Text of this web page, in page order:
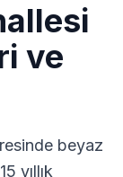
ve
beyaz
yıllık